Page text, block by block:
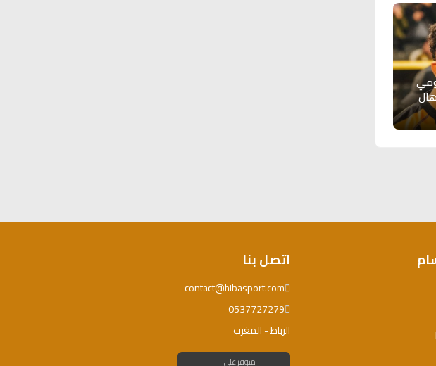
اتصل بنا
contact@hibasport.com
0537727279
الرباط - المغرب
متوفر على